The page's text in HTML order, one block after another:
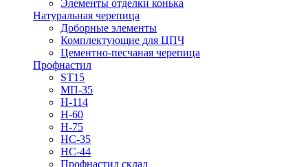
Элементы отделки конька
Натуральная черепица
Доборные элементы
Комплектующие для ЦПЧ
Цементно-песчаная черепица
Профнастил
ST15
МП-35
Н-114
Н-60
Н-75
НС-35
НС-44
Профнастил склад